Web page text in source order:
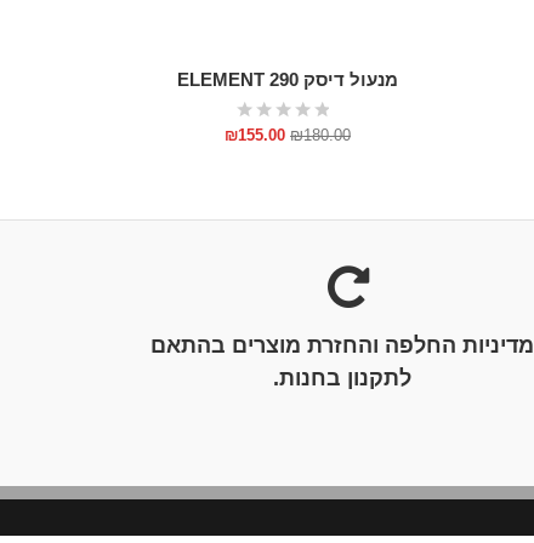
מנעול דיסק ELEMENT 290
₪180.00
₪155.00
מדיניות החלפה והחזרת מוצרים בהתאם
לתקנון בחנות.